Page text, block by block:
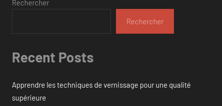
Rechercher
Rechercher
Recent Posts
Apprendre les techniques de vernissage pour une qualité
supérieure